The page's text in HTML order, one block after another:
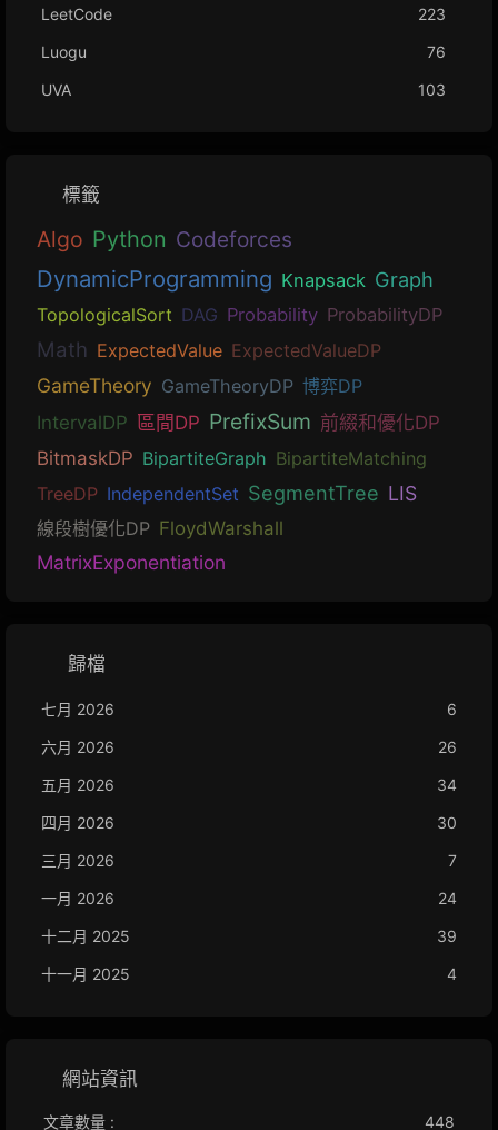
LeetCode
223
Luogu
76
UVA
103
標籤
Algo Python Codeforces
DynamicProgramming Knapsack Graph
TopologicalSort DAG Probability ProbabilityDP
Math ExpectedValue ExpectedValueDP
GameTheory GameTheoryDP 博弈DP
IntervalDP 區間DP PrefixSum 前綴和優化DP
BitmaskDP BipartiteGraph BipartiteMatching
TreeDP IndependentSet SegmentTree LIS
線段樹優化DP FloydWarshall
MatrixExponentiation
歸檔
七月 2026
6
六月 2026
26
五月 2026
34
四月 2026
30
三月 2026
7
一月 2026
24
十二月 2025
39
十一月 2025
4
網站資訊
文章數量 : 448